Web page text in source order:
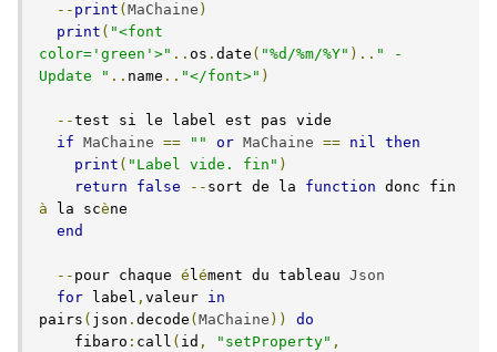
-- print ( MaChaine )
print ( "<font
color='green'>" .. os . date ( "%d/%m/%Y" ).. " -
Update " .. name .. "</font>" )
--test si le label est pas vide
if MaChaine == "" or MaChaine == nil then
print ( "Label vide. fin" )
return
false -- sort de la function
à la scène
end
-- pour chaque é lément du tableau Json
for label , valeur in
pairs ( json . decode ( MaChaine ))
do
    fibaro
: call ( id , "setProperty" ,